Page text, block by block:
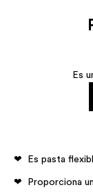
Es
Es pasta
Proporciona